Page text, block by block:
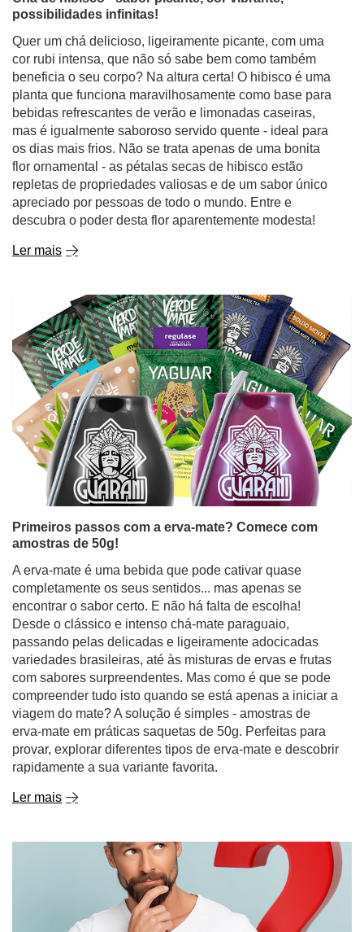
possibilidades infinitas!
Quer um chá delicioso, ligeiramente picante, com uma
cor rubi intensa, que não só sabe bem como também
beneficia o seu corpo? Na altura certa! O hibisco é uma
planta que funciona maravilhosamente como base para
bebidas refrescantes de verão e limonadas caseiras,
mas é igualmente saboroso servido quente - ideal para
os dias mais frios. Não se trata apenas de uma bonita
flor ornamental - as pétalas secas de hibisco estão
repletas de propriedades valiosas e de um sabor único
apreciado por pessoas de todo o mundo. Entre e
descubra o poder desta flor aparentemente modesta!
Ler mais
Primeiros passos com a erva-mate? Comece com
amostras de 50g!
A erva-mate é uma bebida que pode cativar quase
completamente os seus sentidos... mas apenas se
encontrar o sabor certo. E não há falta de escolha!
Desde o clássico e intenso chá-mate paraguaio,
passando pelas delicadas e ligeiramente adocicadas
variedades brasileiras, até às misturas de ervas e frutas
com sabores surpreendentes. Mas como é que se pode
compreender tudo isto quando se está apenas a iniciar a
viagem do mate? A solução é simples - amostras de
erva-mate em práticas saquetas de 50g. Perfeitas para
provar, explorar diferentes tipos de erva-mate e descobrir
rapidamente a sua variante favorita.
Ler mais